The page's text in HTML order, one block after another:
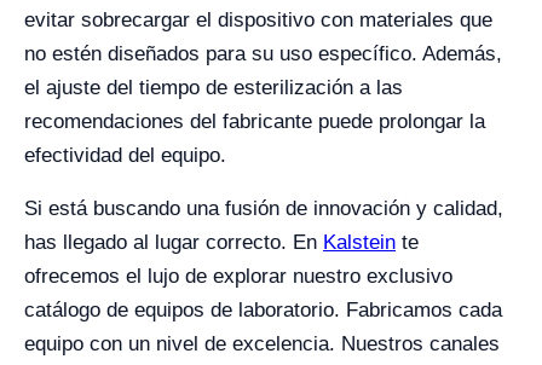
evitar sobrecargar el dispositivo con materiales que
no estén diseñados para su uso específico. Además,
el ajuste del tiempo de esterilización a las
recomendaciones del fabricante puede prolongar la
efectividad del equipo.
Si está buscando una fusión de innovación y calidad,
has llegado al lugar correcto. En Kalstein te
ofrecemos el lujo de explorar nuestro exclusivo
catálogo de equipos de laboratorio. Fabricamos cada
equipo con un nivel de excelencia. Nuestros canales